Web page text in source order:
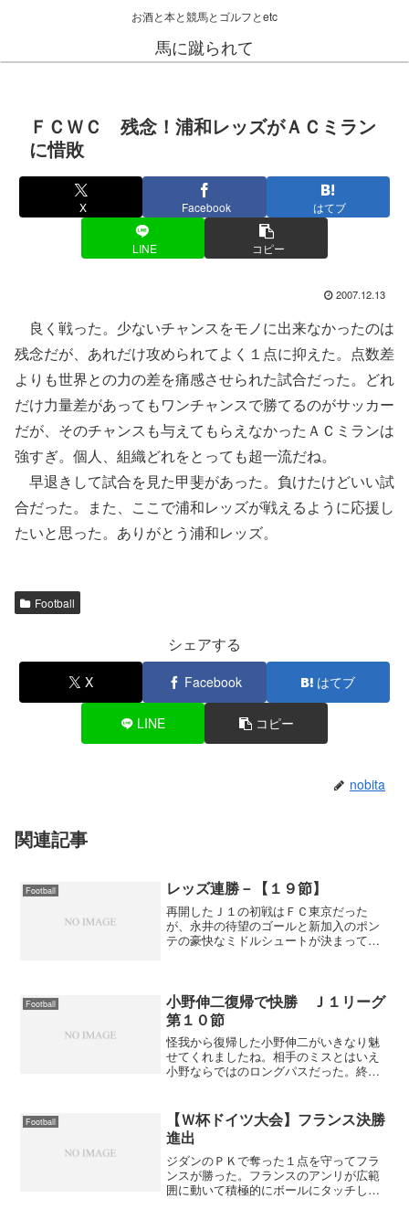
お酒と本と競馬とゴルフとetc
馬に蹴られて
ＦＣＷＣ 残念！浦和レッズがＡＣミラン
に惜敗
X Facebook はてブ
LINE コピー
2007.12.13
良く戦った。少ないチャンスをモノに出来なかったのは
残念だが、あれだけ攻められてよく１点に抑えた。点数差
よりも世界との力の差を痛感させられた試合だった。どれ
だけ力量差があってもワンチャンスで勝てるのがサッカー
だが、そのチャンスも与えてもらえなかったＡＣミランは
強すぎ。個人、組織どれをとっても超一流だね。
早退きして試合を見た甲斐があった。負けたけどいい試
合だった。また、ここで浦和レッズが戦えるように応援し
たいと思った。ありがとう浦和レッズ。
Football
シェアする
X Facebook はてブ
LINE コピー
nobita
関連記事
Football レッズ連勝－【１９節】
再開したＪ１の初戦はＦＣ東京だった
が、永井の待望のゴールと新加入のポン
テの豪快なミドルシュートが決まって２
でが勝ち点８差以内にいるだ...
Football
小野伸二復帰で快勝 Ｊ１リーグ
第１０節
怪我から復帰した小野伸二がいきなり魅
せてくれましたね。相手のミスとはいえ
小野ならではのロングパスだった。終了
プに返り咲いた。ただ、ＧＫの都築が右
足の後十字じん帯損傷とい...
Football
【Ｗ杯ドイツ大会】フランス決勝
進出
ジダンのＰＫで奪った１点を守ってフラ
ンスが勝った。フランスのアンリが広範
囲に動いて積極的にボールにタッチして